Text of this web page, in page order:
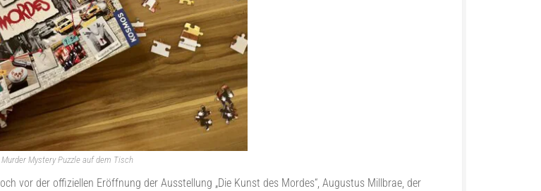
Murder Mystery Puzzle auf dem Tisch
vor der offiziellen Eröffnung der Ausstellung „Die Kunst des Mordes“, Augustus Millbrae, der